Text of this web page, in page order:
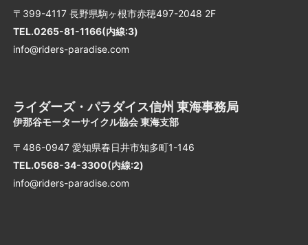
〒399-4117 長野県駒ヶ根市赤穂497-2048 2F
TEL.0265-81-1166(内線:3)
info@riders-paradise.com
ライダーズ・パラダイス信州 東海事務局
伊那谷モーターサイクル協会 東海支部
〒486-0947 愛知県春日井市知多町1-146
TEL.0568-34-3300(内線:2)
info@riders-paradise.com